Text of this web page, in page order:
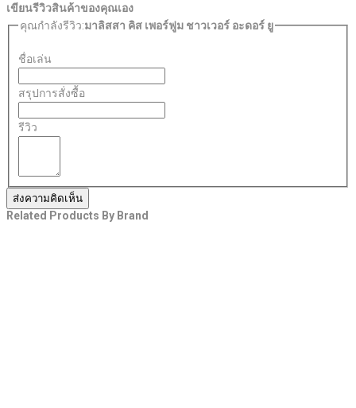
เขียนรีวิวสินค้าของคุณเอง
คุณกำลังรีวิว:มาลิสสา คิส เพอร์ฟูม ชาวเวอร์ อะดอร์ ยู
ชื่อเล่น
สรุปการสั่งซื้อ
รีวิว
ส่งความคิดเห็น
Related Products By Brand